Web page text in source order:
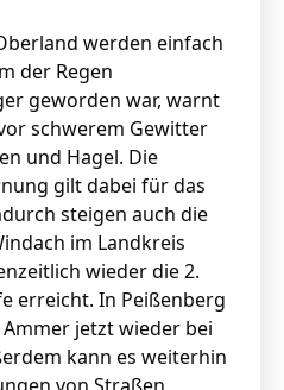
werden einfach
der Regen
geworden war, warnt
schwerem Gewitter
und Hagel. Die
gilt dabei für das
steigen auch die
im Landkreis
wieder die 2.
erreicht. In Peißenberg
jetzt wieder bei
kann es weiterhin